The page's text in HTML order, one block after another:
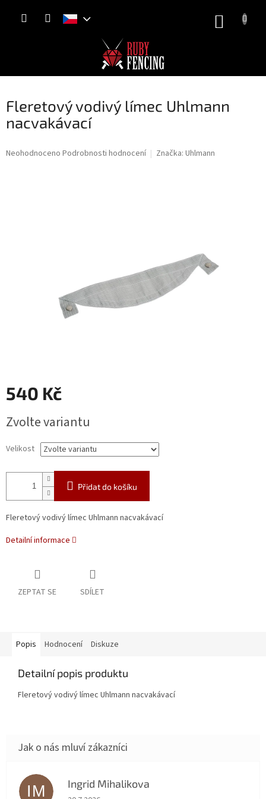
Fleretový vodivý límec Uhlmann
nacvakávací
Průměrné
Neohodnoceno Podrobnosti hodnocení Značka: Uhlmann
540 Kč
cena:
Zvolte variantu
Velikost
Přidat do košíku
Fleretový vodivý límec Uhlmann nacvakávací
Detailní informace
ZEPTAT SE SDÍLET
Popis Hodnocení Diskuze
Detailní popis produktu
Fleretový vodivý límec Uhlmann nacvakávací
IM Ingrid Mihalikova